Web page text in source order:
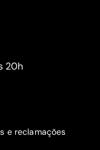
20h
e reclamações